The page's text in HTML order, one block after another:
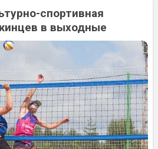
спортивная
в выходные